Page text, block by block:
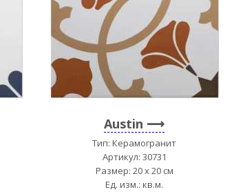
Austin
Тип: Керамогранит
Артикул: 30731
Размер: 20 x 20 см
Ед. изм.: кв.м.